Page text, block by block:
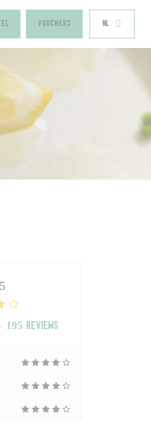
VOUCHERS NL
195 reviews